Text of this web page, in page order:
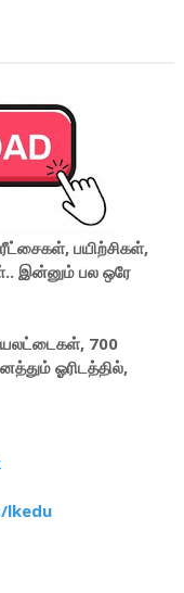
பயிற்சிகள்,
இன்னும் பல ஒரே
700
ஓரிடத்தில்,
lkedu